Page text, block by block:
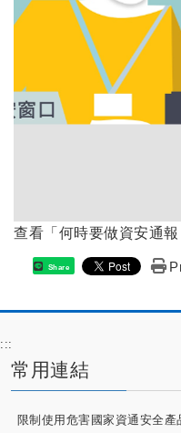
查看「何時要做資安通
Share
:::
常用連結
限制使用危害國家資通安全產